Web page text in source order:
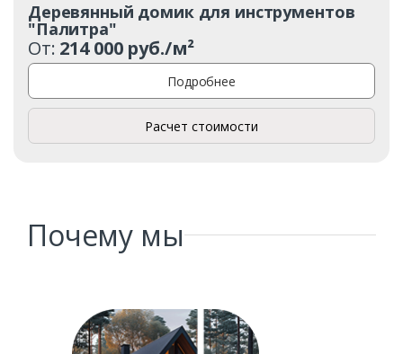
Ваше имя*
Деревянный домик для инструментов
"Палитра"
От: 214 000 руб./м²
Подробнее
Расчет стоимости
Почему мы